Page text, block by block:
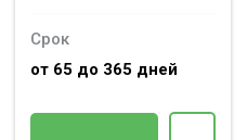
Срок
от 65 до 365 дней